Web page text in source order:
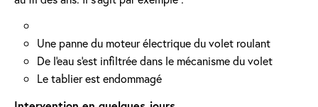
Une panne du moteur électrique du volet roulant
De l'eau s'est infiltrée dans le mécanisme du volet
Le tablier est endommagé